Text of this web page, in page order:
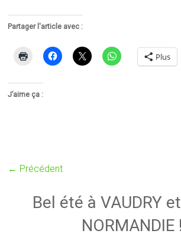
Partager l'article avec :
Plus
J’aime ça :
← Précédent
Bel été à VAUDRY
NORMANDIE !